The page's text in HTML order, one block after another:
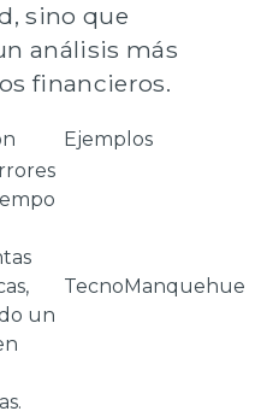
sino que
análisis más
financieros.
Ejemplos
un
TecnoManquehue